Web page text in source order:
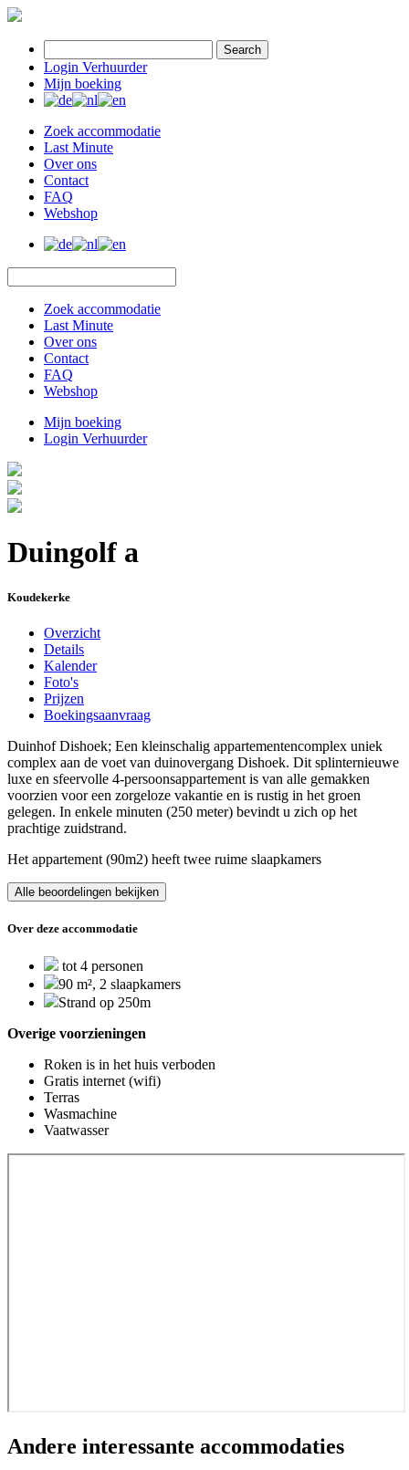
Search
Login Verhuurder
Mijn boeking
Zoek accommodatie
Last Minute
Over ons
Contact
FAQ
Webshop
Zoek accommodatie
Last Minute
Over ons
Contact
FAQ
Webshop
Mijn boeking
Login Verhuurder
Duingolf a
Koudekerke
Overzicht
Details
Kalender
Foto's
Prijzen
Boekingsaanvraag
Duinhof Dishoek; Een kleinschalig appartementencomplex uniek
complex aan de voet van duinovergang Dishoek. Dit splinternieuwe
luxe en sfeervolle 4-persoonsappartement is van alle gemakken
voorzien voor een zorgeloze vakantie en is rustig in het groen
gelegen. In enkele minuten (250 meter) bevindt u zich op het
prachtige zuidstrand.
Het appartement (90m2) heeft twee ruime slaapkamers
Alle beoordelingen bekijken
Over deze accommodatie
tot 4 personen
90 m², 2 slaapkamers
Strand op 250m
Overige voorzieningen
Roken is in het huis verboden
Gratis internet (wifi)
Terras
Wasmachine
Vaatwasser
Andere interessante accommodaties